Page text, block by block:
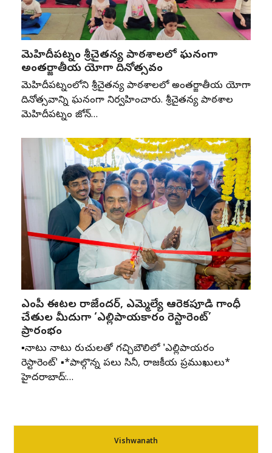
మెహిదీపట్నం శ్రీచైతన్య పాఠశాలలో ఘనంగా
అంతర్జాతీయ యోగా దినోత్సవం
మెహిదీపట్నంలోని శ్రీచైతన్య పాఠశాలలో అంతర్జాతీయ యోగా
దినోత్సవాన్ని ఘనంగా నిర్వహించారు. శ్రీచైతన్య పాఠశాల
మెహిదీపట్నం జోన్‌…
ఎంపీ ఈటల రాజేందర్, ఎమ్మెల్యే ఆరెకపూడి గాంధీ
చేతుల మీదుగా ‘ఎల్లిపాయకారం రెస్టారెంట్’
ప్రారంభం
▪️నాటు నాటు రుచులతో గచ్చిబౌలిలో 'ఎల్లిపాయకారం
రెస్టారెంట్' ▪️*పాల్గొన్న పలు సినీ, రాజకీయ ప్రముఖులు*
హైదరాబాద్:…
Vishwanath